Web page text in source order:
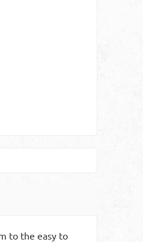
to the easy to